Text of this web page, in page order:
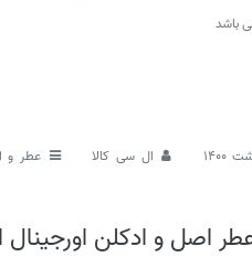
باشد
ال سی کالا عطر و
اصل و ادکلن